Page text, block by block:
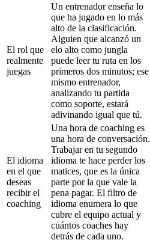
El rol que
realmente
juegas
Un entrenador enseña lo
que ha jugado en lo más
alto de la clasificación.
Alguien que alcanzó un
elo alto como jungla
puede leer tu ruta en los
primeros dos minutos; ese
mismo entrenador,
analizando tu partida
como soporte, estará
adivinando igual que tú.
El idioma
en el que
deseas
recibir el
coaching
Una hora de coaching es
una hora de conversación.
Trabajar en tu segundo
idioma te hace perder los
matices, que es la única
parte por la que vale la
pena pagar. El filtro de
idioma enumera lo que
cubre el equipo actual y
cuántos coaches hay
detrás de cada uno.